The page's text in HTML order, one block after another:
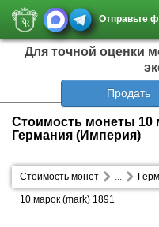
Отправьте
Для точной оценки
Продать
Стоимость монеты 10
Германия (Империя)
Стоимость монет ...
10 марок (mark) 1891